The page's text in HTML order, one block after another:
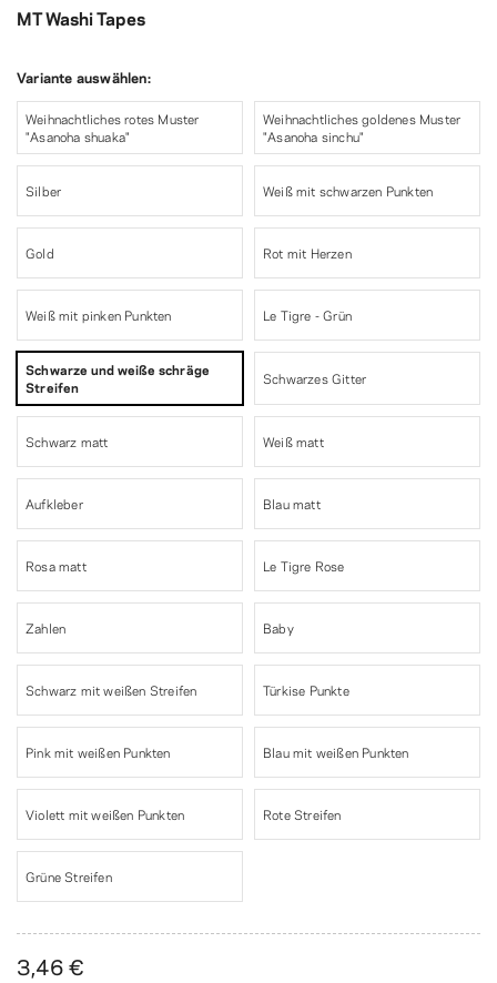
MT Washi Tapes
Variante auswählen:
Weihnachtliches rotes Muster
"Asanoha shuaka"
Weihnachtliches goldenes Muster
"Asanoha sinchu"
Silber Weiß mit schwarzen Punkten
Gold Rot mit Herzen
Weiß mit pinken Punkten Le Tigre - Grün
Schwarze und weiße schräge
Streifen
Schwarzes Gitter
Schwarz matt Weiß matt
Aufkleber Blau matt
Rosa matt Le Tigre Rose
Zahlen Baby
Schwarz mit weißen Streifen Türkise Punkte
Pink mit weißen Punkten Blau mit weißen Punkten
Violett mit weißen Punkten Rote Streifen
Grüne Streifen
3,46 €